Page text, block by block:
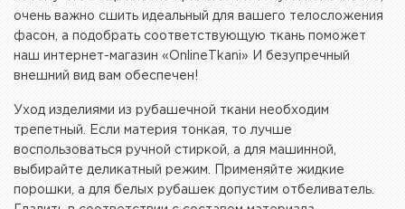
очень важно сшить идеальный для вашего телосложения
фасон, а подобрать соответствующую ткань поможет
наш интернет-магазин «OnlineTkani» И безупречный
внешний вид вам обеспечен!
Уход изделиями из рубашечной ткани необходим
трепетный. Если материя тонкая, то лучше
воспользоваться ручной стиркой, а для машинной,
выбирайте деликатный режим. Применяйте жидкие
порошки, а для белых рубашек допустим отбеливатель.